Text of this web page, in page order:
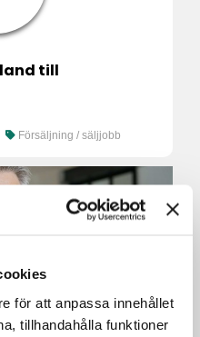
för att anpassa innehållet
tillhandahålla funktioner
till
Försäljning / säljjobb